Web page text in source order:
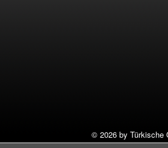
© 2026 by Türkische